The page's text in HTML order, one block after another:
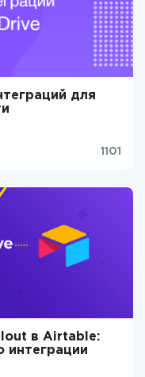
для
1101
в Airtable:
интеграции